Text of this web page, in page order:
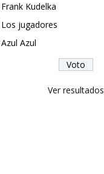
Frank Kudelka
Los jugadores
Azul Azul
Ver resultados